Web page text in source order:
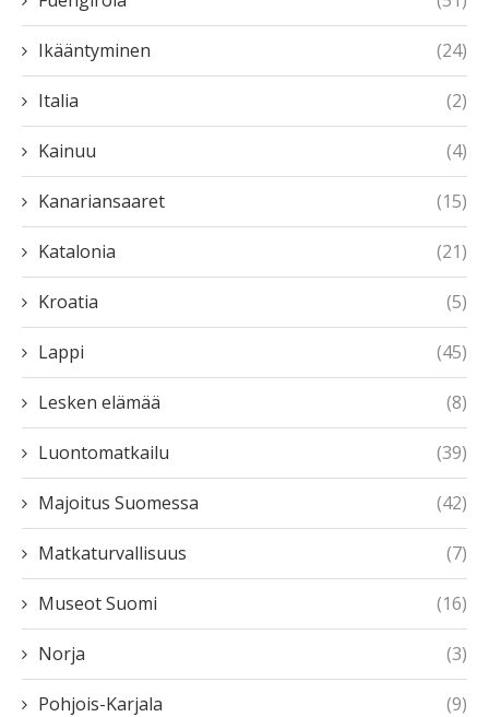
Ikääntyminen (24)
Italia (2)
Kainuu (4)
Kanariansaaret (15)
Katalonia (21)
Kroatia (5)
Lappi (45)
Lesken elämää (8)
Luontomatkailu (39)
Majoitus Suomessa (42)
Matkaturvallisuus (7)
Museot Suomi (16)
Norja (3)
Pohjois-Karjala (9)